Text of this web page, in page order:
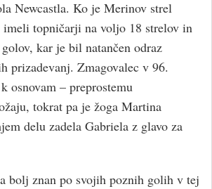
Newcastla. Ko je Merinov strel
topničarji na voljo 18 strelov in
kar je bil natančen odraz
prizadevanj. Zmagovalec v 96.
– preprostemu
tokrat pa je žoga Martina
delu zadela Gabriela z glavo za
bolj znan po svojih poznih golih v tej